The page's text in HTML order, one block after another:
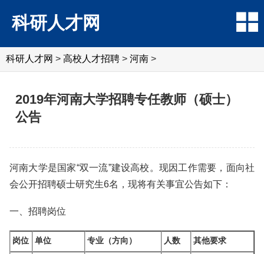
科研人才网
科研人才网 > 高校人才招聘 > 河南 >
2019年河南大学招聘专任教师（硕士）
公告
河南大学是国家“双一流”建设高校。现因工作需要，面向社
会公开招聘硕士研究生6名，现将有关事宜公告如下：
一、招聘岗位
岗位 单位 专业（方向） 人数 其他要求